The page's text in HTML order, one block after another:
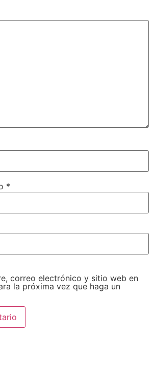
*
correo electrónico y sitio web en
la próxima vez que haga un